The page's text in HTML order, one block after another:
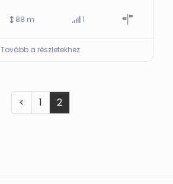
88 m 1
Tovább a részletekhez
< 1 2